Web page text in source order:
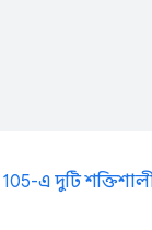
এ দুটি শক্তিশালী